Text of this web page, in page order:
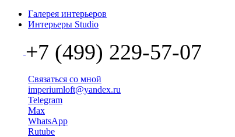
Галерея интерьеров
Интерьеры Studio
+7 (499) 229-57-07
Связаться со мной
imperiumloft@yandex.ru
Telegram
Max
WhatsApp
Rutube